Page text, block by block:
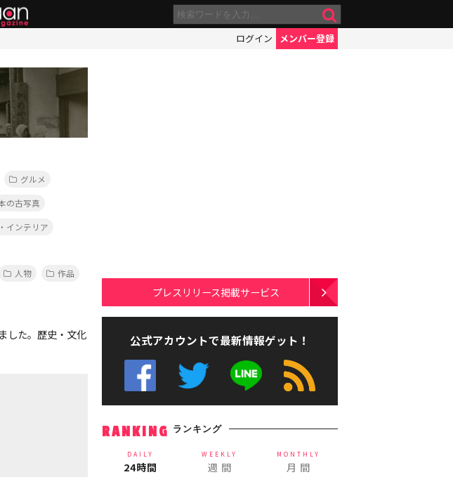
ログイン メンバー登録
グルメ
の古写真
インテリア
人物
作品
した。歴史・文化
プレスリリース掲載サービス
公式アカウントで最新情報ゲット！
RANKING ランキング
DAILY
24時間
WEEKLY
週 間
MONTHLY
月 間